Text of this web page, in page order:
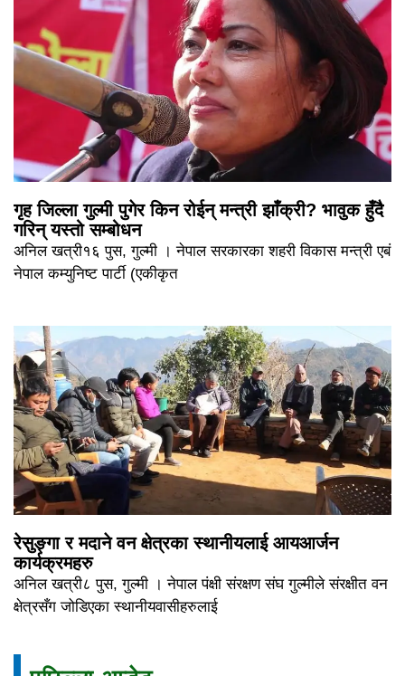
गृह जिल्ला गुल्मी पुगेर किन रोईन् मन्त्री झाँक्री? भावुक हुँदै
गरिन् यस्तो सम्बोधन
अनिल खत्री१६ पुस, गुल्मी । नेपाल सरकारका शहरी विकास मन्त्री एबं
नेपाल कम्युनिष्ट पार्टी (एकीकृत
रेसुङ्गा र मदाने वन क्षेत्रका स्थानीयलाई आयआर्जन
कार्यक्रमहरु
अनिल खत्री८ पुस, गुल्मी । नेपाल पंक्षी संरक्षण संघ गुल्मीले संरक्षीत वन
क्षेत्रसँग जोडिएका स्थानीयवासीहरुलाई